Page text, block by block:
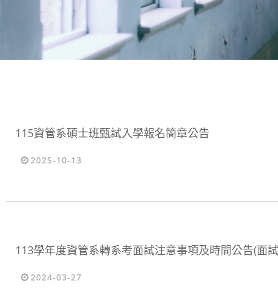
115資管系碩士班甄試入學報名簡章公告
2025-10-13
113學年度資管系轉系考面試注意事項及時間公告(面
2024-03-27